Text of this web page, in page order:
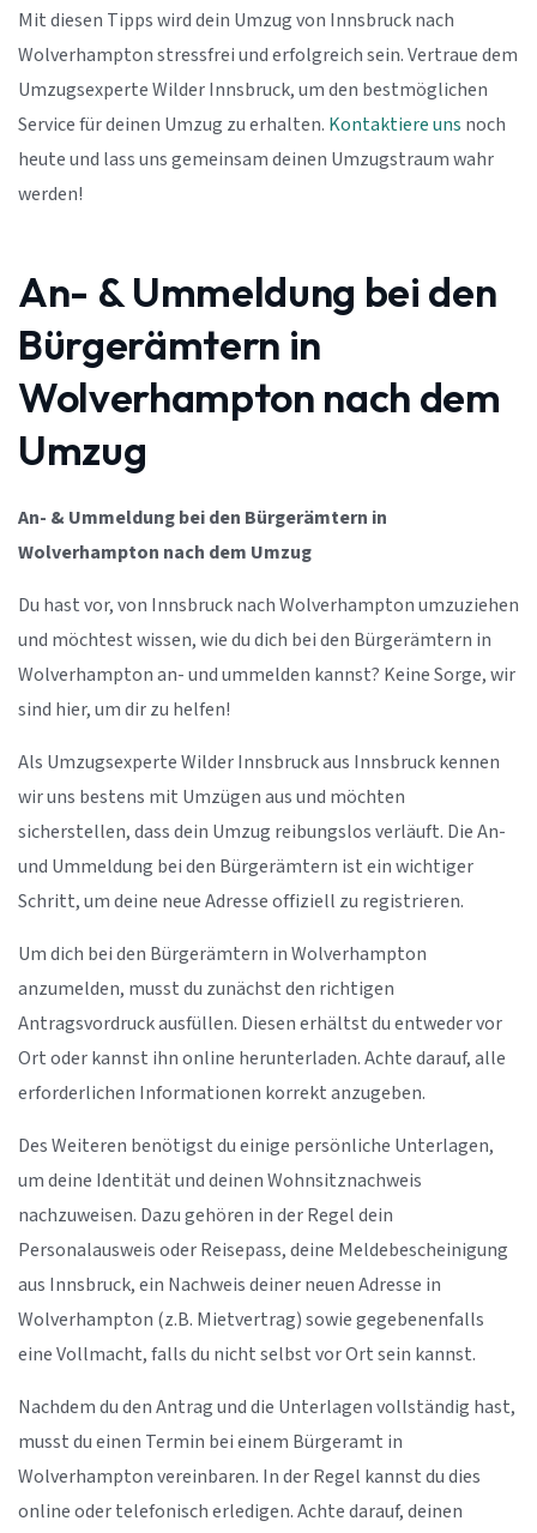
Mit diesen Tipps wird dein Umzug von Innsbruck nach
Wolverhampton stressfrei und erfolgreich sein. Vertraue dem
Umzugsexperte Wilder Innsbruck, um den bestmöglichen
Service für deinen Umzug zu erhalten. Kontaktiere uns noch
heute und lass uns gemeinsam deinen Umzugstraum wahr
werden!
An- & Ummeldung bei den
Bürgerämtern in
Wolverhampton nach dem
Umzug
An- & Ummeldung bei den Bürgerämtern in
Wolverhampton nach dem Umzug
Du hast vor, von Innsbruck nach Wolverhampton umzuziehen
und möchtest wissen, wie du dich bei den Bürgerämtern in
Wolverhampton an- und ummelden kannst? Keine Sorge, wir
sind hier, um dir zu helfen!
Als Umzugsexperte Wilder Innsbruck aus Innsbruck kennen
wir uns bestens mit Umzügen aus und möchten
sicherstellen, dass dein Umzug reibungslos verläuft. Die An-
und Ummeldung bei den Bürgerämtern ist ein wichtiger
Schritt, um deine neue Adresse offiziell zu registrieren.
Um dich bei den Bürgerämtern in Wolverhampton
anzumelden, musst du zunächst den richtigen
Antragsvordruck ausfüllen. Diesen erhältst du entweder vor
Ort oder kannst ihn online herunterladen. Achte darauf, alle
erforderlichen Informationen korrekt anzugeben.
Des Weiteren benötigst du einige persönliche Unterlagen,
um deine Identität und deinen Wohnsitznachweis
nachzuweisen. Dazu gehören in der Regel dein
Personalausweis oder Reisepass, deine Meldebescheinigung
aus Innsbruck, ein Nachweis deiner neuen Adresse in
Wolverhampton (z.B. Mietvertrag) sowie gegebenenfalls
eine Vollmacht, falls du nicht selbst vor Ort sein kannst.
Nachdem du den Antrag und die Unterlagen vollständig hast,
musst du einen Termin bei einem Bürgeramt in
Wolverhampton vereinbaren. In der Regel kannst du dies
online oder telefonisch erledigen. Achte darauf, deinen